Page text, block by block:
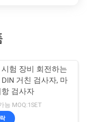
시험 장비 회전하는
거친 검사자, 마
항 검사자
능 MOQ:1SET